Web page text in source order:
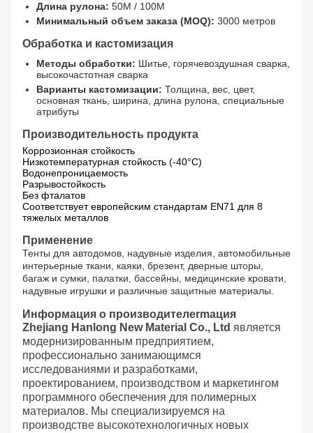
Длина рулона: 50M / 100M
Минимальный объем заказа (MOQ): 3000 метров
Обработка и кастомизация
Методы обработки: Шитье, горячевоздушная сварка,
высокочастотная сварка
Варианты кастомизации: Толщина, вес, цвет,
основная ткань, ширина, длина рулона, специальные
атрибуты
Производительность продукта
Коррозионная стойкость
Низкотемпературная стойкость (-40°C)
Водонепроницаемость
Разрывостойкость
Без фталатов
Соответствует европейским стандартам EN71 для 8
тяжелых металлов
Применение
Тенты для автодомов, надувные изделия, автомобильные
интерьерные ткани, каяки, брезент, дверные шторы,
багаж и сумки, палатки, бассейны, медицинские кровати,
надувные игрушки и различные защитные материалы.
Информация о производителеrmация
Zhejiang Hanlong New Material Co., Ltd является
модернизированным предприятием,
профессионально занимающимся
исследованиями и разработками,
проектированием, производством и маркетингом
программного обеспечения для полимерных
материалов. Мы специализируемся на
производстве высокотехнологичных новых